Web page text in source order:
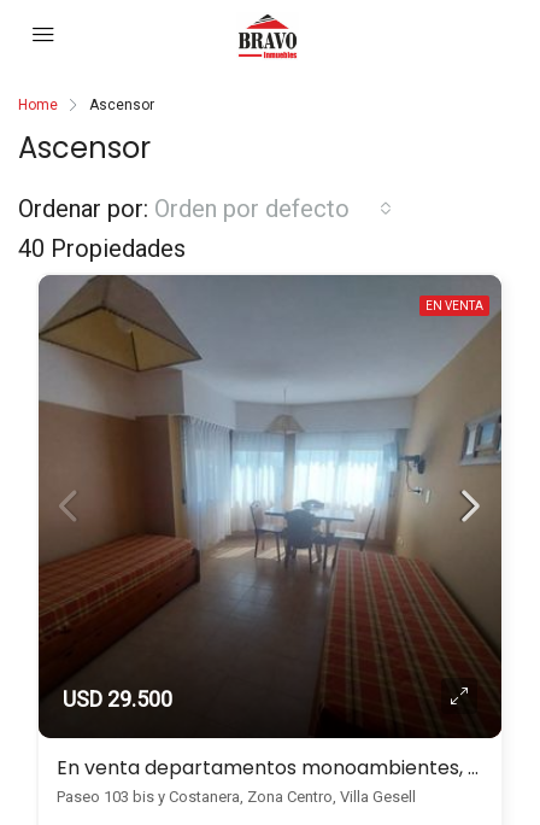
Home Ascensor
Ascensor
40 Propiedades
Ordenar por: Orden por defecto
EN VENTA
USD 29.500
En venta departamentos monoambientes, frente al mar en Zona Centro, Villa Gesell
Paseo 103 bis y Costanera, Zona Centro, Villa Gesell